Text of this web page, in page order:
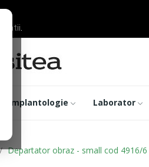
Implantologie Laborator
Departator obraz - small cod 4916/6